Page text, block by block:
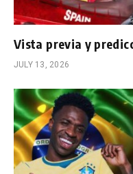
Vista previa y
JULY 13, 2026